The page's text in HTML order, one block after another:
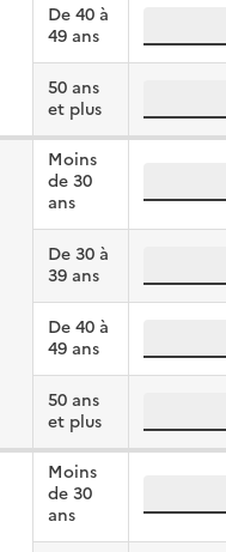
De 40 à
49 ans
50 ans
et plus
Moins
de 30
ans
De 30 à
39 ans
De 40 à
49 ans
50 ans
et plus
Moins
de 30
ans